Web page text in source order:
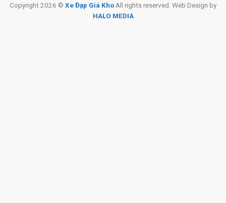
Copyright 2026 © Xe Đạp Giá Kho All rights reserved. Web Design by
HALO MEDIA